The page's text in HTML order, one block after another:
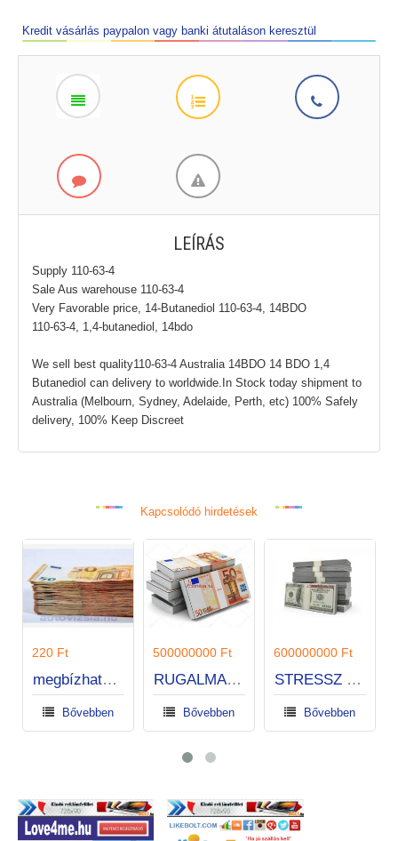
Kredit vásárlás paypalon vagy banki átutaláson keresztül
LEÍRÁS
Supply 110-63-4
Sale Aus warehouse 110-63-4
Very Favorable price, 14-Butanediol 110-63-4, 14BDO
110-63-4, 1,4-butanediol, 14bdo
We sell best quality110-63-4 Australia 14BDO 14 BDO 1,4
Butanediol can delivery to worldwide.In Stock today shipment to
Australia (Melbourn, Sydney, Adelaide, Perth, etc) 100% Safely
delivery, 100% Keep Discreet
Kapcsolódó hirdetések
megbízható hitelajánlat
Bővebben
500000000 Ft
RUGALMAS HITELEK 1 ÓRA ALATT
Bővebben
600000000 Ft
STRESSZ NÉLKÜLI HITELEK
Bővebben